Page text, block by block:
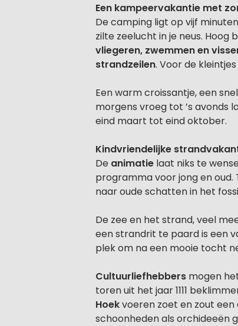
Een kampeervakantie met
De camping ligt op vijf
zilte zeelucht in je neus. Hoog
vliegeren, zwemmen en
strandzeilen. Voor de
Een warm croissantje, een
morgens vroeg tot ’s avonds
eind maart tot eind oktober.
Kindvriendelijke
De animatie laat niks te
programma voor jong en
naar oude schatten in het
De zee en het strand, veel
een strandrit te paard is een
plek om na een mooie tocht
Cultuurliefhebbers mogen
toren uit het jaar 1111
Hoekvoeren zoet en zout een
schoonheden als orchideeën